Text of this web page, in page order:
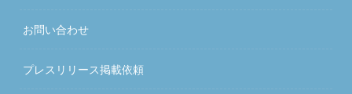
お問い合わせ
プレスリリース掲載依頼